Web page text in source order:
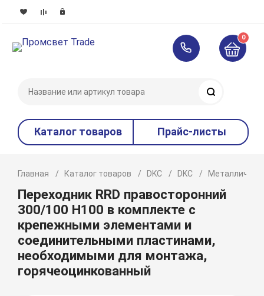
0
Каталог товаров Прайс-листы
Главная Каталог товаров DKC DKC
Переходник RRD правосторонний
300/100 H100 в комплекте с
крепежными элементами и
соединительными пластинами,
необходимыми для монтажа,
горячеоцинкованный